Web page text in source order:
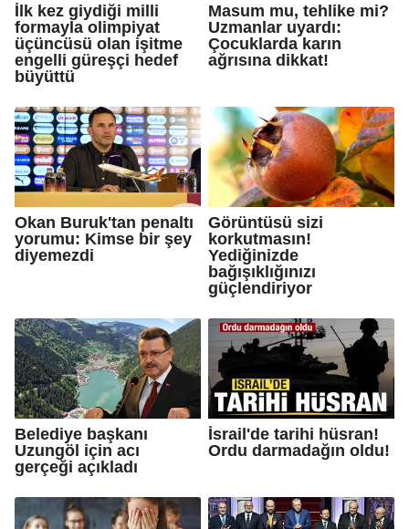
İlk kez giydiği milli
formayla olimpiyat
üçüncüsü olan işitme
engelli güreşçi hedef
büyüttü
Masum mu, tehlike mi?
Uzmanlar uyardı:
Çocuklarda karın
ağrısına dikkat!
Okan Buruk'tan penaltı
yorumu: Kimse bir şey
diyemezdi
Görüntüsü sizi
korkutmasın!
Yediğinizde
bağışıklığınızı
güçlendiriyor
Belediye başkanı
Uzungöl için acı
gerçeği açıkladı
İsrail'de tarihi hüsran!
Ordu darmadağın oldu!